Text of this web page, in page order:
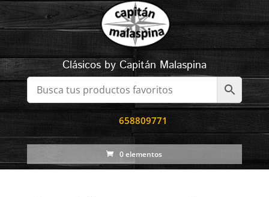
Clásicos by Capitán Malaspina
658809771
0 elementos